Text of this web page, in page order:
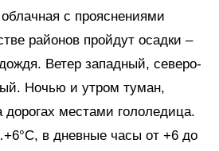
с прояснениями
районов пройдут осадки –
Ветер западный, северо-
Ночью и утром туман,
местами гололедица.
в дневные часы от +6 до